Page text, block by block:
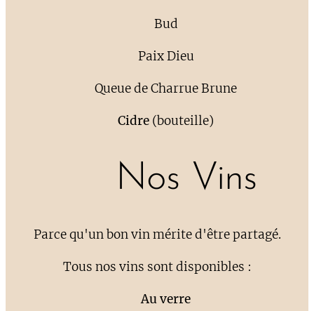
🇺🇸 Bud
🌙 Paix Dieu
🐎 Queue de Charrue Brune
Cidre (bouteille)
🍷 Nos Vins
Parce qu'un bon vin mérite d'être partagé.
Tous nos vins sont disponibles :
🍷Au verre